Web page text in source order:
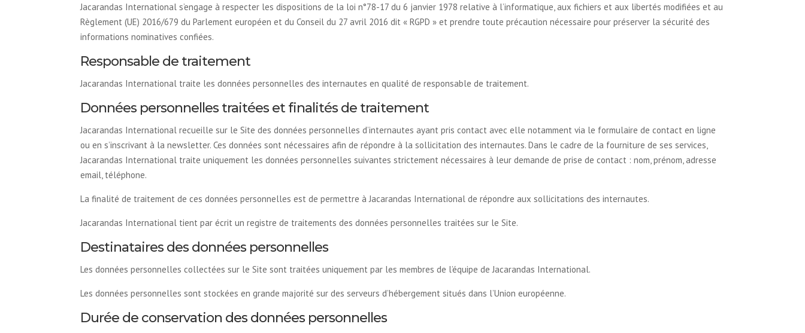
Jacarandas International s’engage à respecter les dispositions de la loi n°78-17 du 6 janvier 1978 relative à l’informatique, aux fichiers et aux libertés modifiées et au
Règlement (UE) 2016/679 du Parlement européen et du Conseil du 27 avril 2016 dit « RGPD » et prendre toute précaution nécessaire pour préserver la sécurité des
informations nominatives confiées.
Responsable de traitement
Jacarandas International traite les données personnelles des internautes en qualité de responsable de traitement.
Données personnelles traitées et finalités de traitement
Jacarandas International recueille sur le Site des données personnelles d’internautes ayant pris contact avec elle notamment via le formulaire de contact en ligne
ou en s’inscrivant à la newsletter. Ces données sont nécessaires afin de répondre à la sollicitation des internautes. Dans le cadre de la fourniture de ses services,
Jacarandas International traite uniquement les données personnelles suivantes strictement nécessaires à leur demande de prise de contact : nom, prénom, adresse
email, téléphone.
La finalité de traitement de ces données personnelles est de permettre à Jacarandas International de répondre aux sollicitations des internautes.
Jacarandas International tient par écrit un registre de traitements des données personnelles traitées sur le Site.
Destinataires des données personnelles
Les données personnelles collectées sur le Site sont traitées uniquement par les membres de l’équipe de Jacarandas International.
Les données personnelles sont stockées en grande majorité sur des serveurs d’hébergement situés dans l’Union européenne.
Durée de conservation des données personnelles